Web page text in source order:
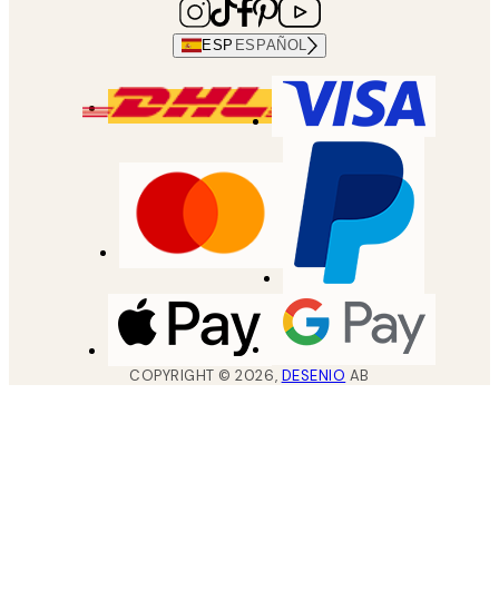
ESP ESPAÑOL
COPYRIGHT ©2026, DESENIO AB